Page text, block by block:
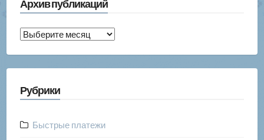
Архив публикаций
Архив
Рубрики
Быстрые платежи